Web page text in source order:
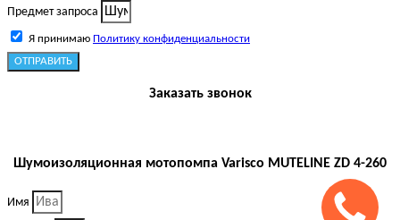
Предмет запроса
Я принимаю Политику конфиденциальности
ОТПРАВИТЬ
Заказать звонок
Шумоизоляционная мотопомпа Varisco MUTELINE ZD 4-260
Имя